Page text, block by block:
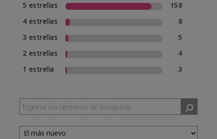
5 estrellas
158
4 estrellas
8
3 estrellas
5
2 estrellas
4
1 estrella
3